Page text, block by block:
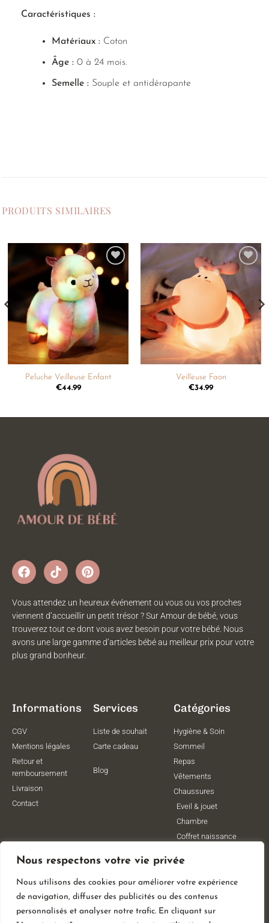
Nous respectons votre vie privée
Nous utilisons des cookies pour améliorer votre expérience
de navigation, diffuser des publicités ou des contenus
personnalisés et analyser notre trafic. En cliquant sur
Caractéristiques :
Matériaux :Coton
Âge :0 à 24 mois.
Semelle :Souple et antidérapante
PRODUITS SIMILAIRES
Ajouter
à la
Peluche Veilleuse Enfant
€44.99
Ajouter
à la
liste de
souhaits
Veilleuse Faon
€34.99
Vous attendez un heureux événement ou vous ou vos proches
viennent d’accueillir un petit trésor ? Sur Amour de bébé, vous
trouverez tout ce dont vous avez besoin pour votre bébé. Nous
avons une large gamme d’articles bébé au meilleur prix pour votre
plus grand bonheur.
Informations
CGV
Mentions légales
Retour et
remboursement
Livraison
Contact
Services
Liste de souhait
Carte cadeau
Blog
Catégories
Hygiène & Soin
Sommeil
Repas
Vêtements
Chaussures
Eveil & jouet
Chambre
Coffret naissance
Vêtements de
grossesse
Lithothérapie
Poussettes